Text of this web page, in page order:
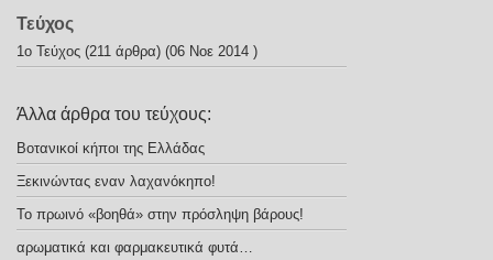
Τεύχος
1ο Τεύχος (211 άρθρα) (06 Νοε 2014 )
Άλλα άρθρα του τεύχους:
Βοτανικοί κήποι της Ελλάδας
Ξεκινώντας εναν λαχανόκηπο!
Το πρωινό «βοηθά» στην πρόσληψη βάρους!
αρωματικά και φαρμακευτικά φυτά…